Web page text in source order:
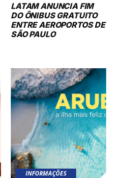
LATAM ANUNCIA FIM
DO ÔNIBUS GRATUITO
ENTRE AEROPORTOS DE
SÃO PAULO
INFORMAÇÕES